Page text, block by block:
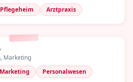
Pflegeheim Arztpraxis
Marketing
Marketing Personalwesen